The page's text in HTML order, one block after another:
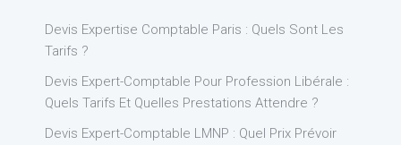
Devis Expertise Comptable Paris : Quels Sont Les
Tarifs ?
Devis Expert-Comptable Pour Profession Libérale :
Quels Tarifs Et Quelles Prestations Attendre ?
Devis Expert-Comptable LMNP : Quel Prix Prévoir